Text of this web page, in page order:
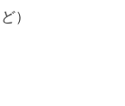
）